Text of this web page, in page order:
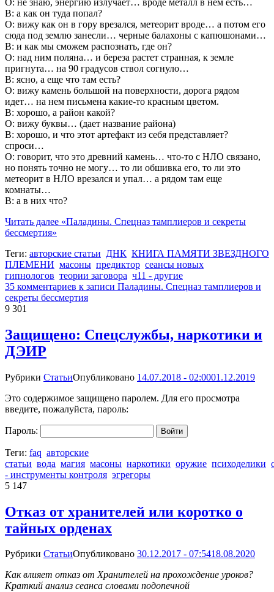
В: а как он туда попал?
О: вижу как он в гору врезался, метеорит вроде… а потом его
сюда под землю занесли… черные балахоны с капюшонами…
В: и как мы сможем распознать, где он?
О: над ним поляна… и береза растет странная, к земле
пригнута… на 90 градусов ствол согнуло…
В: ясно, а еще что там есть?
О: вижу камень большой на поверхности, дорога рядом
идет… на нем письмена какие-то красным цветом.
В: хорошо, а район какой?
О: вижу буквы… (дает название района)
В: хорошо, и что этот артефакт из себя представляет?
спроси…
О: говорит, что это древний камень… что-то с НЛО связано,
но понять точно не могу… то ли обшивка его, то ли это
метеорит в НЛО врезался и упал… а рядом там еще
комнаты…
В: а в них что?
Читать далее «Паладины. Спецназ тамплиеров и секреты
бессмертия»
Теги: авторские статьи ДНК КНИГА ПАМЯТИ ЗВЕЗДНОГО
ПЛЕМЕНИ масоны предиктор сеансы новых
гипнологов теории заговора ч11 - другие
35 комментариев к записи Паладины. Спецназ тамплиеров и
секреты бессмертия
9 301
Защищено: Спецслужбы, наркотики и
ДЭИР
Рубрики СтатьиОпубликовано 14.07.2018 - 02:0001.12.2019
Это содержимое защищено паролем. Для его просмотра
введите, пожалуйста, пароль:
Пароль:
Теги: faq авторские
статьи вода магия масоны наркотики оружие психоделики
- инструменты контроля эгрегоры
5 147
Отказ от хранителей или коротко о
тайных орденах
Рубрики СтатьиОпубликовано 30.12.2017 - 07:5418.08.2020
Как влияет отказ от Хранителей на прохождение уроков?
Краткий анализ сеанса словами подопечной